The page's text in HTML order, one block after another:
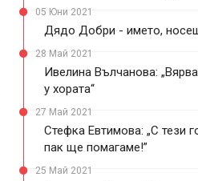
05 Юни 2021
Дядо Добри - името,
28 Май 2021
Ивелина Вълчанова:
у хората“
27 Май 2021
Стефка Евтимова: „С тези
пак ще помагаме!”
25 Май 2021